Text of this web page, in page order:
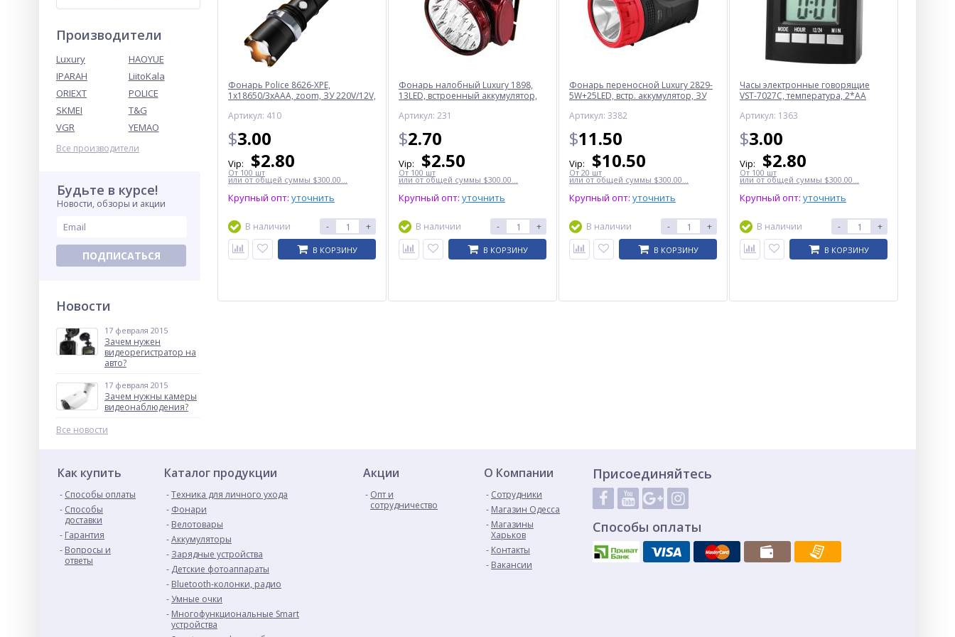
Производители
Luxury
HAOYUE
IPARAH
LiitoKala
ORIEXT
POLICE
SKMEI
T&G
VGR
YEMAO
Все производители
Будьте в курсе!
Новости, обзоры и акции
ПОДПИСАТЬСЯ
Новости
17 февраля 2015
Зачем нужен
видеорегистратор на
авто?
17 февраля 2015
Зачем нужны камеры
видеонаблюдения?
Все новости
Фонарь Police 8626-XPE,
1х18650/3xAAA, zoom, ЗУ 220V/12V,
Артикул: 410
$3.00
Vip: $2.80
От 100 шт
или от общей суммы $300.00...
Крупный опт: уточнить
В наличии - +
В КОРЗИНУ
Фонарь налобный Luxury 1898,
13LED, встроенный аккумулятор,
Артикул: 231
$2.70
Vip: $2.50
От 100 шт
или от общей суммы $300.00...
Крупный опт: уточнить
В наличии - +
В КОРЗИНУ
Фонарь переносной Luxury 2829-
5W+25LED, встр. аккумулятор, ЗУ
Артикул: 3382
$11.50
Vip: $10.50
От 20 шт
или от общей суммы $300.00...
Крупный опт: уточнить
В наличии - +
В КОРЗИНУ
Часы электронные говорящие
VST-7027С, температура, 2*AA
Артикул: 1363
$3.00
Vip: $2.80
От 100 шт
или от общей суммы $300.00...
Крупный опт: уточнить
В наличии - +
В КОРЗИНУ
Как купить
Способы оплаты
Способы
доставки
Гарантия
Вопросы и
ответы
Каталог продукции
Техника для личного ухода
Фонари
Велотовары
Аккумуляторы
Зарядные устройства
Детские фотоаппараты
Bluetooth-колонки, радио
Умные очки
Многофункциональные Smart
устройства
Акции
Опт и
сотрудничество
О Компании
Сотрудники
Магазин Одесса
Магазины
Харьков
Контакты
Вакансии
Присоединяйтесь
Способы оплаты